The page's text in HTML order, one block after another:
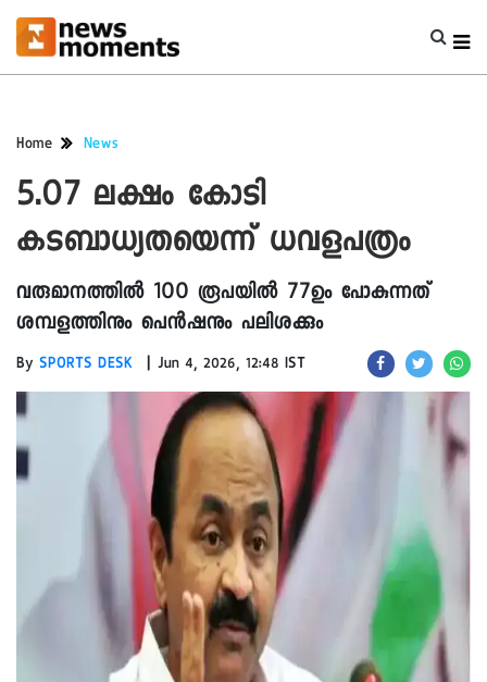
Home News
5.07 ലക്ഷം കോടി
കടബാധ്യതയെന്ന് ധവളപത്രം
വരുമാനത്തിൽ 100 രൂപയിൽ 77ഉം പോകുന്നത്
ശമ്പളത്തിനും പെൻഷനും പലിശക്കും
By SPORTS DESK | Jun 4, 2026, 12:48 IST